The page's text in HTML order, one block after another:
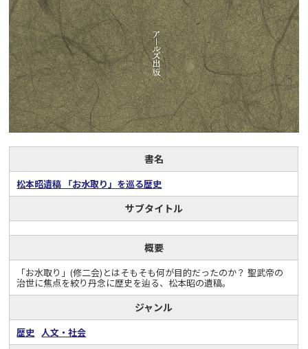
書名
松本昭遺稿 「お水取り」を巡る歴史
サブタイトル
概要
「お水取り」(修二会)とはそもそも何が目的だったのか？ 聖武帝の
治世に焦点を絞り丹念に歴史を辿る、松本昭の遺稿。
ジャンル
歴史 人文・社会